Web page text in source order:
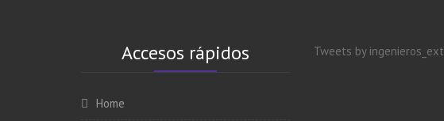
Accesos rápidos
Home
Tweets by ingenieros_ext